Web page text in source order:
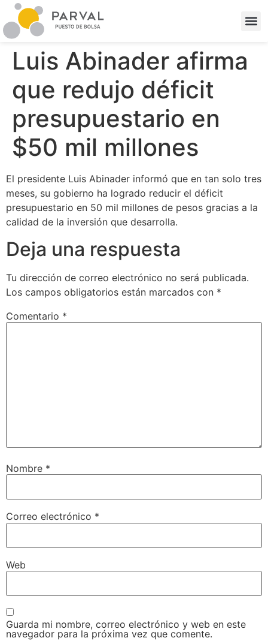
Luis Abinader afirma
que redujo déficit
presupuestario en
$50 mil millones
El presidente Luis Abinader informó que en tan solo tres
meses, su gobierno ha logrado reducir el déficit
presupuestario en 50 mil millones de pesos gracias a la
calidad de la inversión que desarrolla.
Deja una respuesta
Tu dirección de correo electrónico no será publicada.
Los campos obligatorios están marcados con *
Comentario *
Nombre *
Correo electrónico *
Web
Guarda mi nombre, correo electrónico y web en este
navegador para la próxima vez que comente.